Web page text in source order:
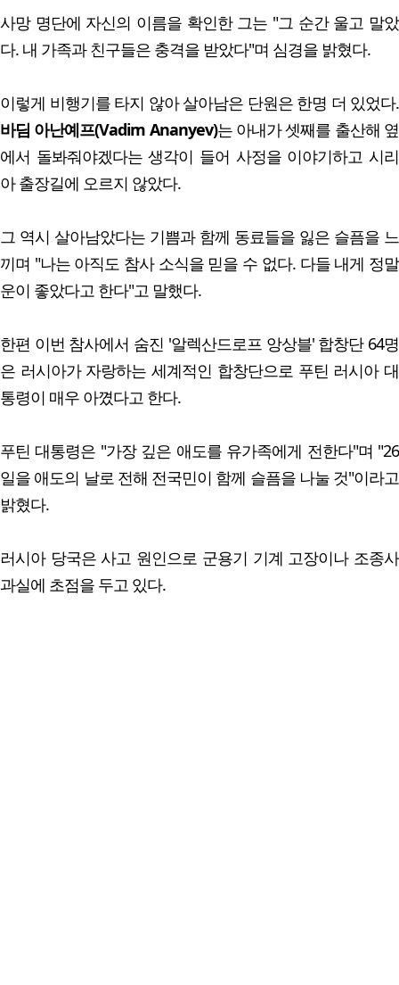
사망 명단에 자신의 이름을 확인한 그는 "그 순간 울고 말았
다. 내 가족과 친구들은 충격을 받았다"며 심경을 밝혔다.
이렇게 비행기를 타지 않아 살아남은 단원은 한명 더 있었다.
바딤 아난예프(Vadim Ananyev)는 아내가 셋째를 출산해 옆
에서 돌봐줘야겠다는 생각이 들어 사정을 이야기하고 시리
아 출장길에 오르지 않았다.
그 역시 살아남았다는 기쁨과 함께 동료들을 잃은 슬픔을 느
끼며 "나는 아직도 참사 소식을 믿을 수 없다. 다들 내게 정말
운이 좋았다고 한다"고 말했다.
한편 이번 참사에서 숨진 '알렉산드로프 앙상블' 합창단 64명
은 러시아가 자랑하는 세계적인 합창단으로 푸틴 러시아 대
통령이 매우 아꼈다고 한다.
푸틴 대통령은 "가장 깊은 애도를 유가족에게 전한다"며 "26
일을 애도의 날로 전해 전국민이 함께 슬픔을 나눌 것"이라고
밝혔다.
러시아 당국은 사고 원인으로 군용기 기계 고장이나 조종사
과실에 초점을 두고 있다.